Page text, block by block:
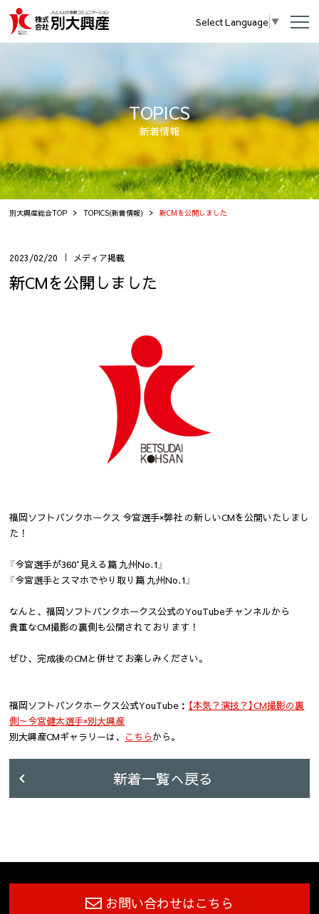
Select Language ▼
TOPICS
新着情報
別大興産総合TOP TOPICS(新着情報) 新CMを公開しました
2023/02/20 メディア掲載
新CMを公開しました
福岡ソフトバンクホークス 今宮選手×弊社 の新しいCMを公開いたしまし
た！
『今宮選手が360°見える篇 九州No.1』
『今宮選手とスマホでやり取り篇 九州No.1』
なんと、福岡ソフトバンクホークス公式のYouTubeチャンネルから
貴重なCM撮影の裏側も公開されております！
ぜひ、完成後のCMと併せてお楽しみください。
福岡ソフトバンクホークス公式YouTube： 【本気？演技？】CM撮影の裏
側～今宮健太選手×別大興産
別大興産CMギャラリーは、 こちらから。
新着一覧へ戻る
お問い合わせはこちら